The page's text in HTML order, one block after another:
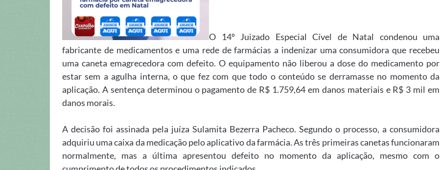
O 14º Juizado Especial Cível de Natal condenou uma
fabricante de medicamentos e uma rede de farmácias a indenizar uma consumidora que recebeu
uma caneta emagrecedora com defeito. O equipamento não liberou a dose do medicamento por
estar sem a agulha interna, o que fez com que todo o conteúdo se derramasse no momento da
aplicação. A sentença determinou o pagamento de R$ 1.759,64 em danos materiais e R$ 3 mil em
danos morais.
A decisão foi assinada pela juíza Sulamita Bezerra Pacheco. Segundo o processo, a consumidora
adquiriu uma caixa da medicação pelo aplicativo da farmácia. As três primeiras canetas funcionaram
normalmente, mas a última apresentou defeito no momento da aplicação, mesmo com o